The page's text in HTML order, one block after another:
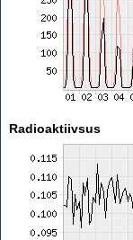
Radioaktiivsus